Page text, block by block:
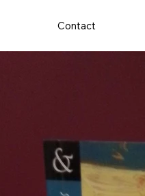
Contact